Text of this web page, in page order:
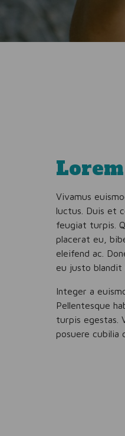
Vivamus
luctus. Duis et
feugiat turpis.
placerat eu,
eleifend ac.
eu justo blandit
Integer a
Pellentesque
turpis egestas.
posuere cubilia